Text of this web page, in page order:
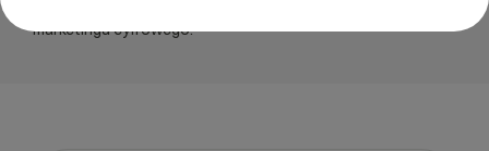
marketingu cyfrowego.